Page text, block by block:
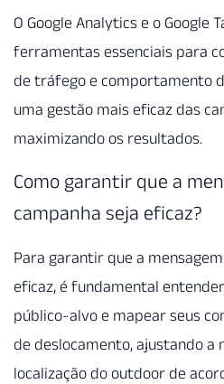
O Google Analytics e o Google
ferramentas essenciais para
de tráfego e comportamento
uma gestão mais eficaz das
maximizando os resultados.
Como garantir que a
campanha seja eficaz?
Para garantir que a
eficaz, é fundamental
público-alvo e mapear seus
de deslocamento, ajustando a
localização do outdoor de